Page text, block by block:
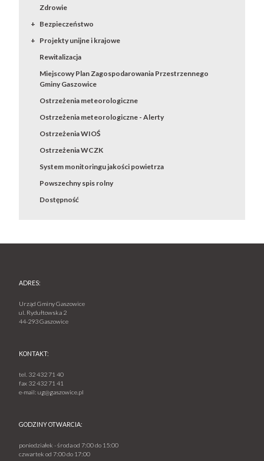
Zdrowie
Bezpieczeństwo
Projekty unijne i krajowe
Rewitalizacja
Miejscowy Plan Zagospodarowania Przestrzennego
Gminy Gaszowice
Ostrzeżenia meteorologiczne
Ostrzeżenia meteorologiczne - Alerty
Ostrzeżenia WIOŚ
Ostrzeżenia WCZK
System monitoringu jakości powietrza
Powszechny spis rolny
Dostępność
ADRES:
Urząd Gminy Gaszowice
ul. Rydułtowska 2
44-293 Gaszowice
KONTAKT:
tel. 32 432 71 40
fax 32 432 71 41
e-mail:ug@gaszowice.pl
GODZINY OTWARCIA:
poniedziałek - środa od 7:00 do 15:00
czwartek od 7:00 do 17:00